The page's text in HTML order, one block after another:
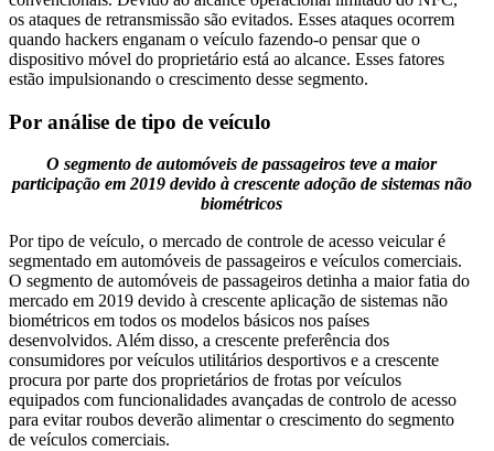
os ataques de retransmissão são evitados. Esses ataques ocorrem
quando hackers enganam o veículo fazendo-o pensar que o
dispositivo móvel do proprietário está ao alcance. Esses fatores
estão impulsionando o crescimento desse segmento.
Por análise de tipo de veículo
O segmento de automóveis de passageiros teve a maior
participação em 2019 devido à crescente adoção de sistemas não
biométricos
Por tipo de veículo, o mercado de controle de acesso veicular é
segmentado em automóveis de passageiros e veículos comerciais.
O segmento de automóveis de passageiros detinha a maior fatia do
mercado em 2019 devido à crescente aplicação de sistemas não
biométricos em todos os modelos básicos nos países
desenvolvidos. Além disso, a crescente preferência dos
consumidores por veículos utilitários desportivos e a crescente
procura por parte dos proprietários de frotas por veículos
equipados com funcionalidades avançadas de controlo de acesso
para evitar roubos deverão alimentar o crescimento do segmento
de veículos comerciais.